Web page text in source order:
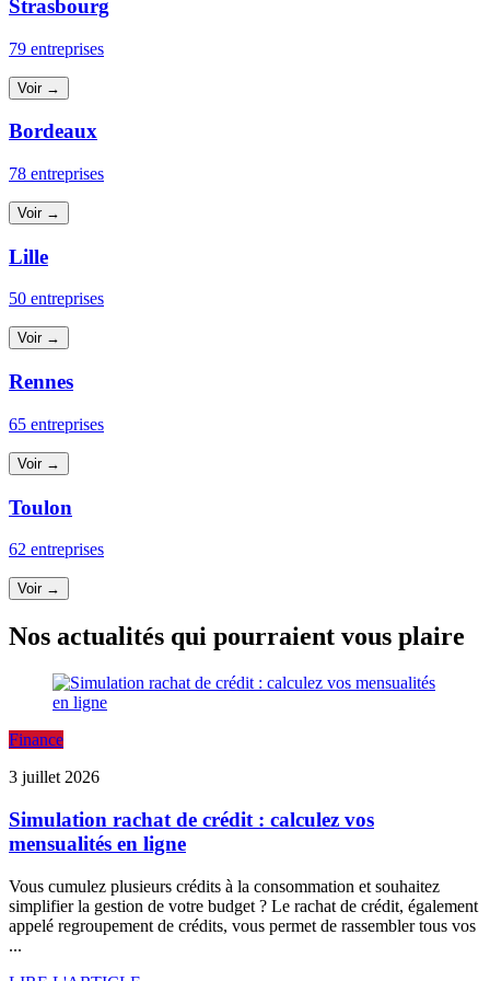
Strasbourg
79 entreprises
Voir →
Bordeaux
78 entreprises
Voir →
Lille
50 entreprises
Voir →
Rennes
65 entreprises
Voir →
Toulon
62 entreprises
Voir →
Nos actualités qui pourraient vous plaire
Finance
3 juillet 2026
Simulation rachat de crédit : calculez vos
mensualités en ligne
Vous cumulez plusieurs crédits à la consommation et souhaitez
simplifier la gestion de votre budget ? Le rachat de crédit, également
appelé regroupement de crédits, vous permet de rassembler tous vos
...